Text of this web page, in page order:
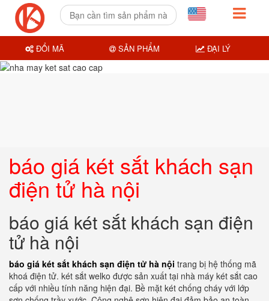
báo giá két sắt khách sạn
điện tử hà nội
báo giá két sắt khách sạn điện
tử hà nội
báo giá két sắt khách sạn điện tử hà nội trang bị hệ thống mã
khoá điện tử. két sắt welko được sản xuất tại nhà máy két sắt cao
cấp với nhiều tính năng hiện đại. Bề mặt két chống cháy với lớp
ĐỔI MÃ SẢN PHẨM ĐẠI LÝ